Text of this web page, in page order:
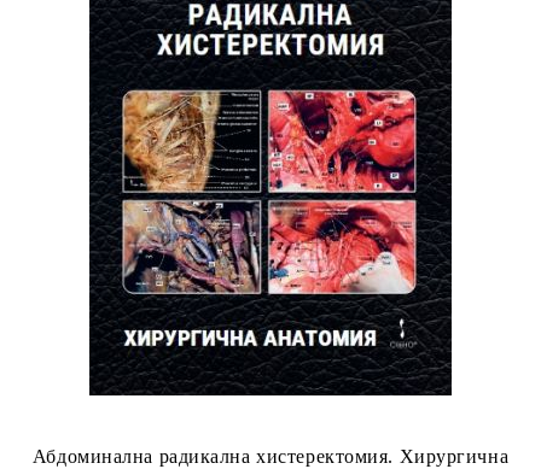
Абдоминална радикална хистеректомия. Хирургична